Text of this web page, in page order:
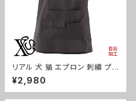
リアル 犬 猫 エプロン 刺繍 プレ
ゼント ワンポイント ワンピース
レディース 撥水加工 おしゃれ
かわいい 脇ボタン マタニティ ギ
¥2,980